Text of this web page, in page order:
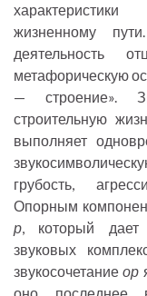
жизненному
деятельность
метафорическую
— строение».
строительную
выполняет
грубость,
Опорным
р, который дает
звуковых
звукосочетаниеор